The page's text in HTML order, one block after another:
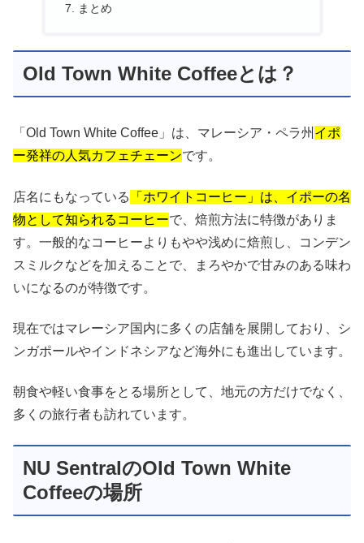
まとめ
Old Town White Coffeeとは？
「Old Town White Coffee」は、マレーシア・ペラ州 イポ
ー発祥の人気カフェチェーンです。
店名にもなっている
「ホワイトコーヒー」は、イポーの名
物として知られるコーヒーで、焙煎方法に特徴がありま
す。一般的なコーヒーよりもやや浅めに焙煎し、コンデン
スミルクなどを加えることで、まろやかで甘みのある味わ
いになるのが特徴です。
現在ではマレーシア国内に多くの店舗を展開しており、シ
ンガポールやインドネシアなど海外にも進出しています。
朝食や軽い食事をとる場所として、地元の方だけでなく、
多くの旅行者も訪れています。
NU SentralのOld Town White
Coffeeの場所